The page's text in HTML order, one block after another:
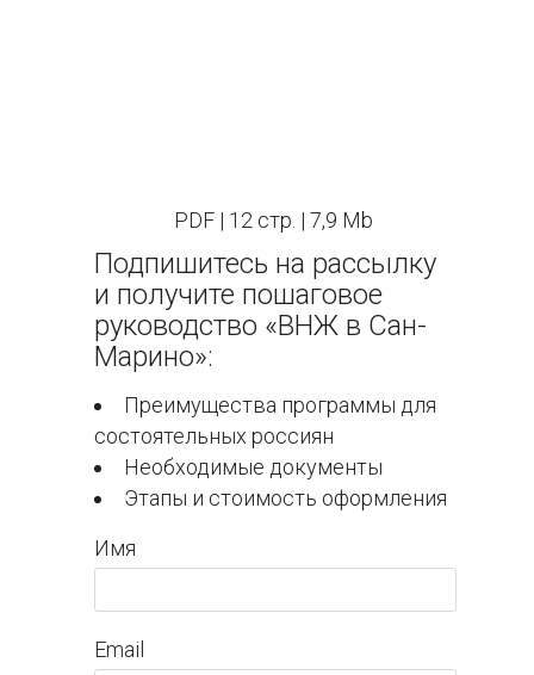
PDF | 12 стр. | 7,9 Mb
Подпишитесь на рассылку
и получите пошаговое
руководство «ВНЖ в Сан-
Марино»:
Преимущества программы для
состоятельных россиян
Необходимые документы
Этапы и стоимость оформления
Имя
Email